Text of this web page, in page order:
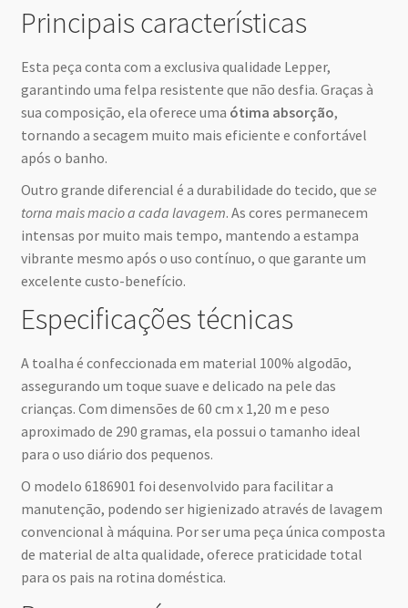
Principais características
Esta peça conta com a exclusiva qualidade Lepper,
garantindo uma felpa resistente que não desfia. Graças à
sua composição, ela oferece uma ótima absorção,
tornando a secagem muito mais eficiente e confortável
após o banho.
Outro grande diferencial é a durabilidade do tecido, que se
torna mais macio a cada lavagem. As cores permanecem
intensas por muito mais tempo, mantendo a estampa
vibrante mesmo após o uso contínuo, o que garante um
excelente custo-benefício.
Especificações técnicas
A toalha é confeccionada em material 100% algodão,
assegurando um toque suave e delicado na pele das
crianças. Com dimensões de 60 cm x 1,20 m e peso
aproximado de 290 gramas, ela possui o tamanho ideal
para o uso diário dos pequenos.
O modelo 6186901 foi desenvolvido para facilitar a
manutenção, podendo ser higienizado através de lavagem
convencional à máquina. Por ser uma peça única composta
de material de alta qualidade, oferece praticidade total
para os pais na rotina doméstica.